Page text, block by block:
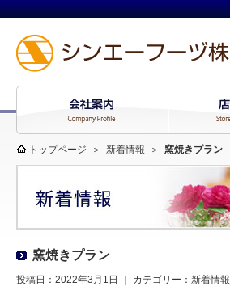
トップページ ＞ 新着情報 ＞ 窯焼きプラン
窯焼きプラン
投稿日：2022年3月1日 ｜ カテゴリー： 新着情報